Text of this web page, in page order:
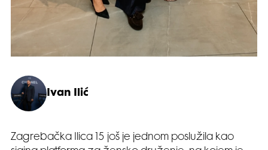
Ivan Ilić
Zagrebačka Ilica 15 još je jednom poslužila kao